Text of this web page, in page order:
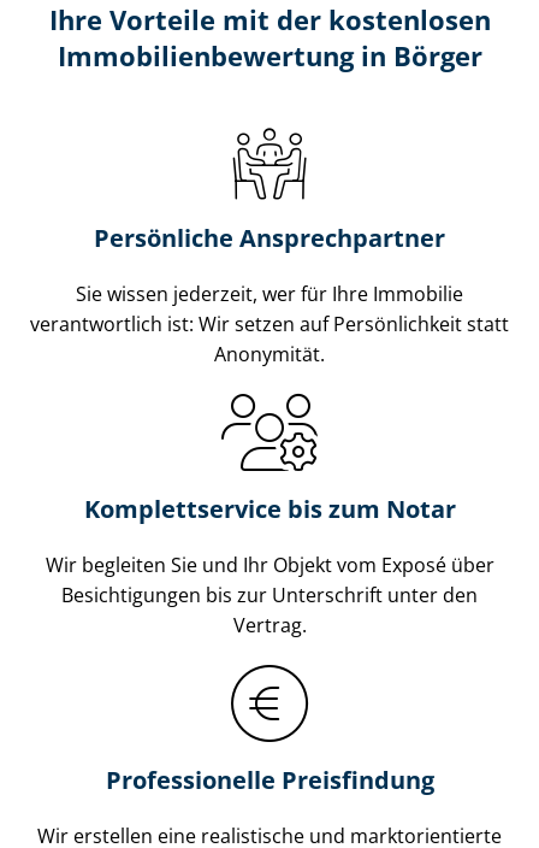
Ihre Vorteile mit der kostenlosen
Im­mo­bi­li­en­be­wer­tung in Börger
Persönliche Ansprechpartner
Sie wissen jederzeit, wer für Ihre Immobilie
verantwortlich ist: Wir setzen auf Persönlichkeit statt
Anonymität.
Komplettservice bis zum Notar
Wir begleiten Sie und Ihr Objekt vom Exposé über
Besichtigungen bis zur Unterschrift unter den
Vertrag.
Professionelle Preisfindung
Wir erstellen eine realistische und markt­ori­en­tier­te